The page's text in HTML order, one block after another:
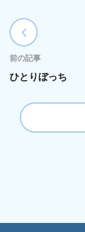
前の記事
ひとりぼっち